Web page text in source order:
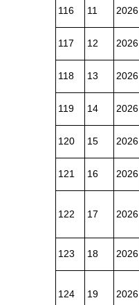
116 11 2026
117 12 2026
118 13 2026
119 14 2026
120 15 2026
121 16 2026
122 17 2026
123 18 2026
124 19 2026